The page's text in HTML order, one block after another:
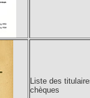
Liste des
chèques